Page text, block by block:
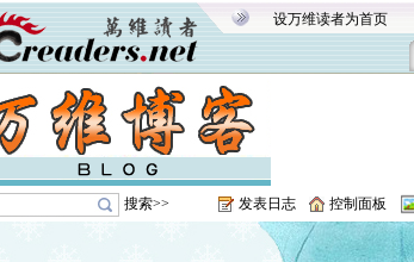
设万维读者为首页
搜索>> 发表日志 控制面板